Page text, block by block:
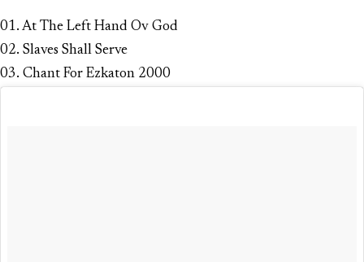
01. At The Left Hand Ov God
02. Slaves Shall Serve
03. Chant For Ezkaton 2000